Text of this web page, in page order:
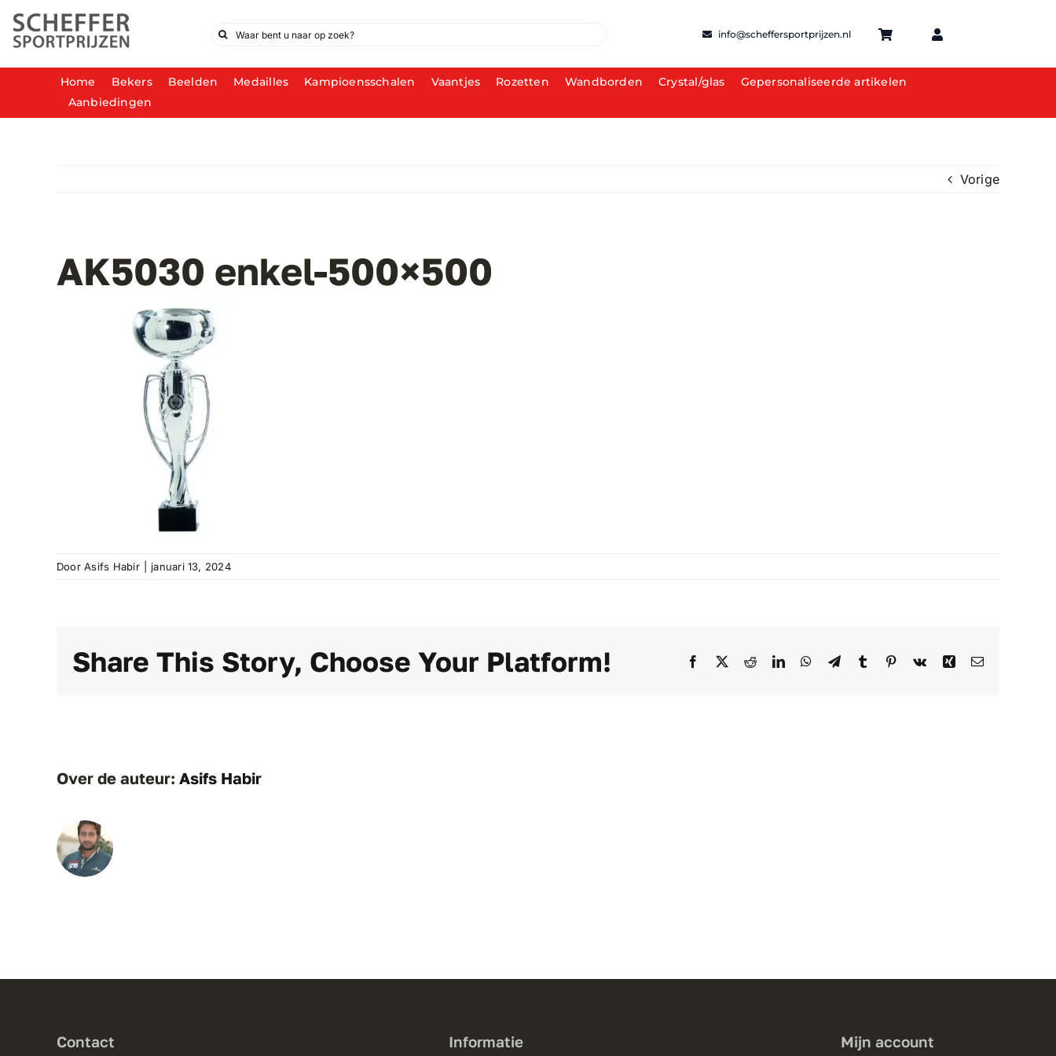
naar
inhoud
Zoeken
info@scheffersportprijzen.nl
Home Bekers Beelden Medailles Kampioensschalen Vaantjes Rozetten Wandborden Crystal/glas
Gepersonaliseerde artikelen
Aanbiedingen
Vorige
AK5030 enkel-500×500
DoorAsifs Habir januari 13, 2024
Share This Story, Choose Your Platform! Facebook
X RedditLinkedInWhatsApp
TelegramTumblr Pinterest
Vk Xing E-
Over de auteur: Asifs Habir
Contact Informatie Mijn account